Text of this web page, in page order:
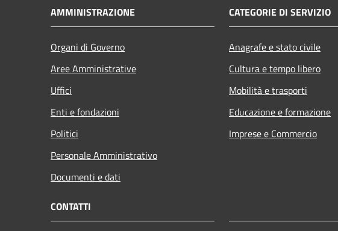
AMMINISTRAZIONE
Organi di Governo
Aree Amministrative
Uffici
Enti e fondazioni
Politici
Personale Amministrativo
Documenti e dati
CATEGORIE DI SERVIZIO
Anagrafe e stato civile
Cultura e tempo libero
Mobilità e trasporti
Educazione e formazione
Imprese e Commercio
CONTATTI